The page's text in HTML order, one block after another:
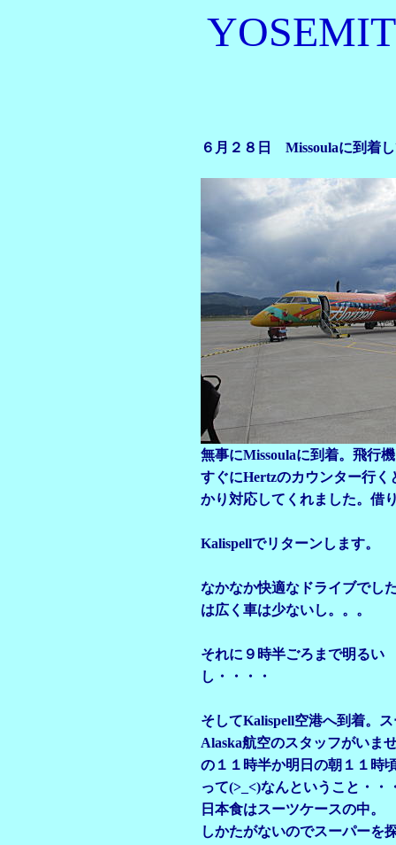
６月２８日 Missoulaに到着
無事にMissoulaに到着。飛行
すぐにHertzのカウンター行
かり対応してくれました。借
Kalispellでリターンします。
なかなか快適なドライブでし
は広く車は少ないし。。。
それに９時半ごろまで明るい
し・・・・
そしてKalispell空港へ到着。
Alaska航空のスタッフがいま
の１１時半か明日の朝１１時
って(>_<)なんということ・
日本食はスーツケースの中。
しかたがないのでスーパーを